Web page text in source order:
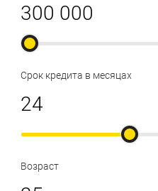
Срок кредита в месяцах
Возраст